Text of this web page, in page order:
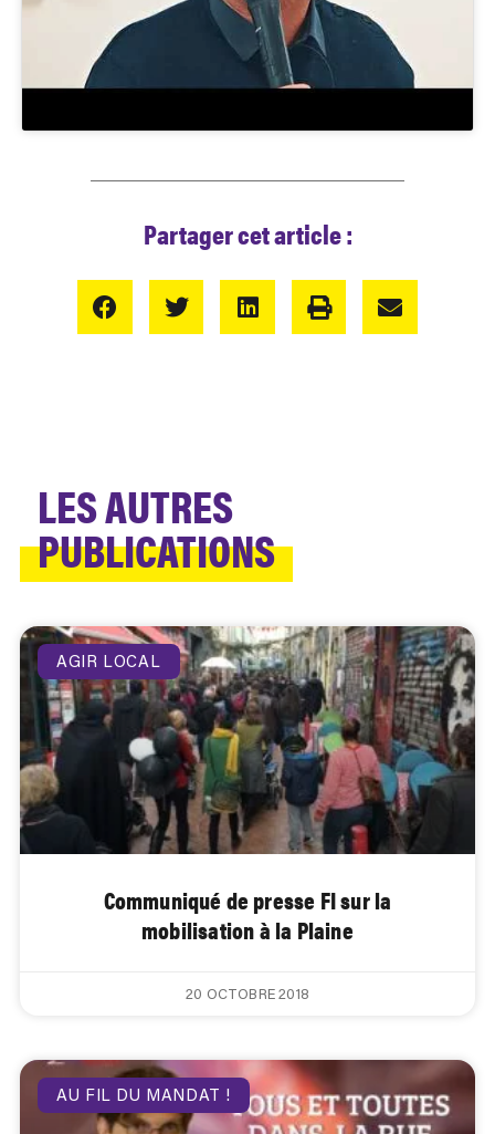
Partager cet article :
LES AUTRES
PUBLICATIONS
AGIR LOCAL
Communiqué de presse FI sur la
mobilisation à la Plaine
20 OCTOBRE 2018
AU FIL DU MANDAT !